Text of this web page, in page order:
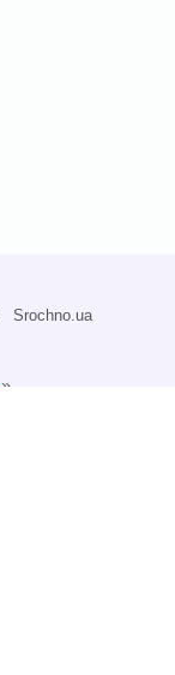
Srochno.ua
»